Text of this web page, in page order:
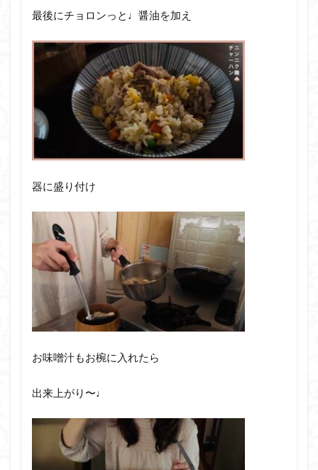
最後にチョロンっと♩醤油を加え
器に盛り付け
お味噌汁もお椀に入れたら
出来上がり〜♩